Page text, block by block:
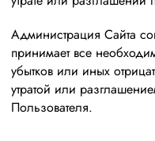
Администрация Сайта
принимает все
убытков или иных
утратой или
Пользователя.